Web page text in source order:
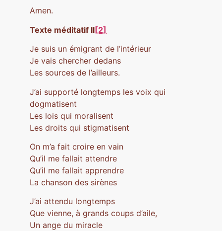
Amen.
Texte méditatif II[2]
Je suis un émigrant de l’intérieur
Je vais chercher dedans
Les sources de l’ailleurs.
J’ai supporté longtemps les voix qui
dogmatisent
Les lois qui moralisent
Les droits qui stigmatisent
On m’a fait croire en vain
Qu’il me fallait attendre
Qu’il me fallait apprendre
La chanson des sirènes
J’ai attendu longtemps
Que vienne, à grands coups d’aile,
Un ange du miracle